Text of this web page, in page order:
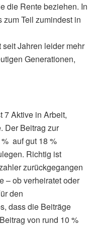
die Rente beziehen. In
Teil zumindest in
Jahren leider mehr
Generationen,
7 Aktive in Arbeit,
Der Beitrag zur
auf gut 18 %
Richtig ist
zurückgegangen
– ob verheiratet oder
den
dass die Beiträge
von rund 10 %